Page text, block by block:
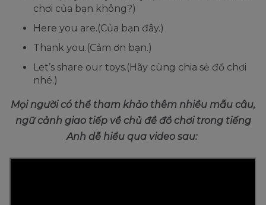
chơi của bạn không?)
Here you are.(Của bạn đây.)
Thank you.(Cảm ơn bạn.)
Let’s share our toys.(Hãy cùng chia sẻ đồ chơi
nhé.)
Mọi người có thể tham khảo thêm nhiều mẫu câu,
ngữ cảnh giao tiếp về chủ đề đồ chơi trong tiếng
Anh dễ hiểu qua video sau: